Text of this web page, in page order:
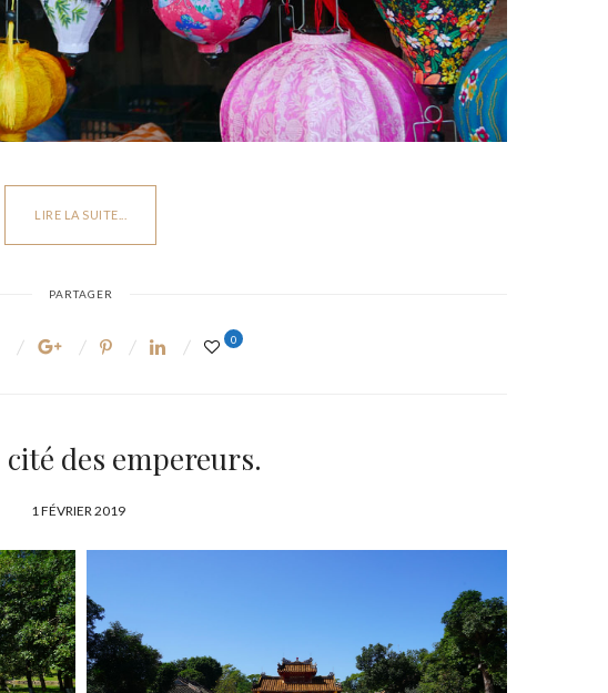
LIRE LA SUITE...
PARTAGER
0
des empereurs.
P
B
L
I
É
L
1 FÉVRIER 2019